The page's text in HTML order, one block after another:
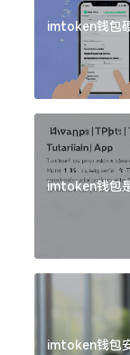
imtoken钱包
imtoken钱包
imtoken钱包